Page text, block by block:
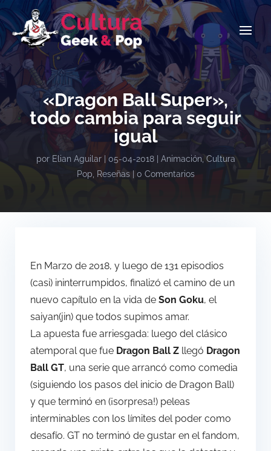
«Dragon Ball Super»,
todo cambia para seguir
igual
por Elian Aguilar| 05-04-2018| Animación, Cultura
Pop
Reseñas| 0 Comentarios
En Marzo de 2018, y luego de 131 episodios
(casi) ininterrumpidos, finalizó el camino de un
nuevo capítulo en la vida de Son Goku, el
saiyan(jin) que todos supimos amar.
La apuesta fue arriesgada: luego del clásico
atemporal que fue Dragon Ball Z llegó Dragon
Ball GT, una serie que arrancó como comedia
(siguiendo los pasos del inicio de Dragon Ball)
y que terminó en (¡sorpresa!) peleas
interminables con los límites del poder como
desafío. GT no terminó de gustar en el fandom,